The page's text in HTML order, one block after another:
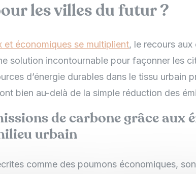
les villes du futur ?
et économiques se multiplient, le recours aux
solution incontournable pour façonner les
d’énergie durables dans le tissu urbain
bien au-delà de la simple réduction des
de carbone grâce aux
urbain
comme des poumons économiques,